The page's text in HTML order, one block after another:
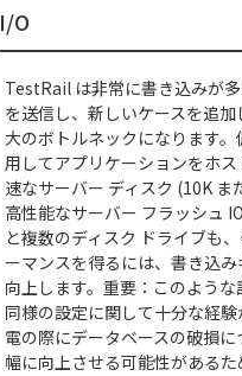
I/O
TestRail は非常に書き込みが
を送信し、新しいケースを追
大のボトルネックになります
用してアプリケーションをホ
速なサーバー ディスク (10K
高性能なサーバー フラッシュ
と複数のディスク ドライブも
ーマンスを得るには、書き込
向上します。重要：このよう
同様の設定に関して十分な経
電の際にデータベースの破損
幅に向上させる可能性がある